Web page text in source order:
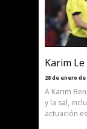
Karim Le
28 de enero de
A Karim
y la sal,
actuación